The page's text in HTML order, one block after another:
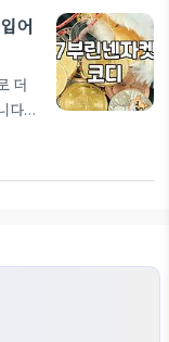
어
더
다.
.
자